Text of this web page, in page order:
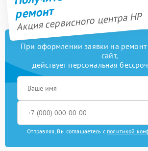
ремонт
Акция сервисного центра HP
При оформлении заявки на ремонт
сайт,
действует персональная
Отправляя, Вы соглашаетесь с политикой